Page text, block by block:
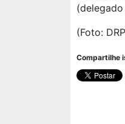
(Foto:
Compartilhe